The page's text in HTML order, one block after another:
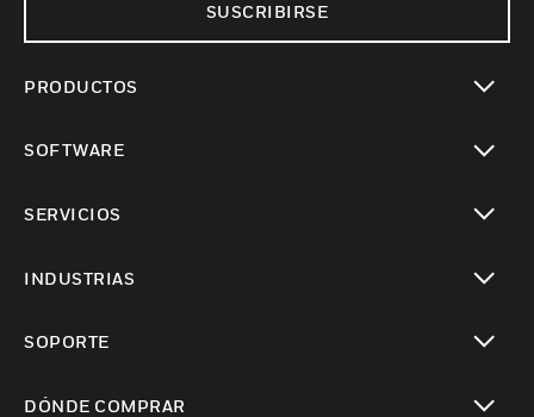
SUSCRIBIRSE
PRODUCTOS
SOFTWARE
SERVICIOS
INDUSTRIAS
SOPORTE
DÓNDE COMPRAR